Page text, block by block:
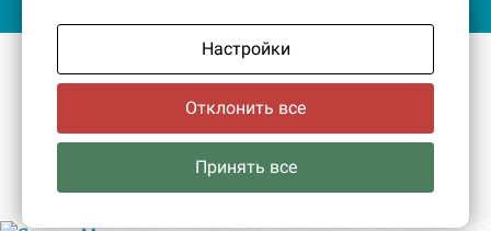
малой Родины, без которого трудно представить себе
историко-культурный ландшафт Петербурга и
Ленинградской области.
Политика конфиденциальности
Настройки
Отклонить все
Принять все